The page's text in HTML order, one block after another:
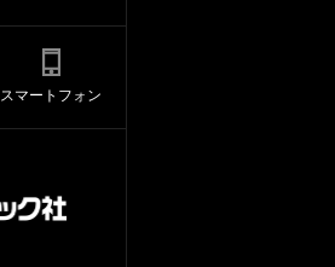
スマートフォン